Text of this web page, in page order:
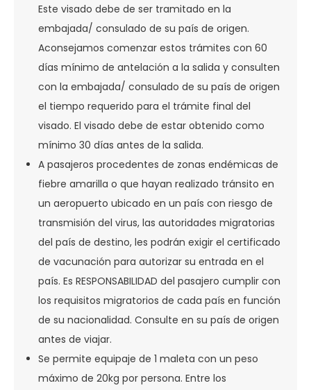
Este visado debe de ser tramitado en la
embajada/ consulado de su país de origen.
Aconsejamos comenzar estos trámites con 60
días mínimo de antelación a la salida y consulten
con la embajada/ consulado de su país de origen
el tiempo requerido para el trámite final del
visado. El visado debe de estar obtenido como
mínimo 30 días antes de la salida.
A pasajeros procedentes de zonas endémicas de
fiebre amarilla o que hayan realizado tránsito en
un aeropuerto ubicado en un país con riesgo de
transmisión del virus, las autoridades migratorias
del país de destino, les podrán exigir el certificado
de vacunación para autorizar su entrada en el
país. Es RESPONSABILIDAD del pasajero cumplir con
los requisitos migratorios de cada país en función
de su nacionalidad. Consulte en su país de origen
antes de viajar.
Se permite equipaje de 1 maleta con un peso
máximo de 20kg por persona. Entre los